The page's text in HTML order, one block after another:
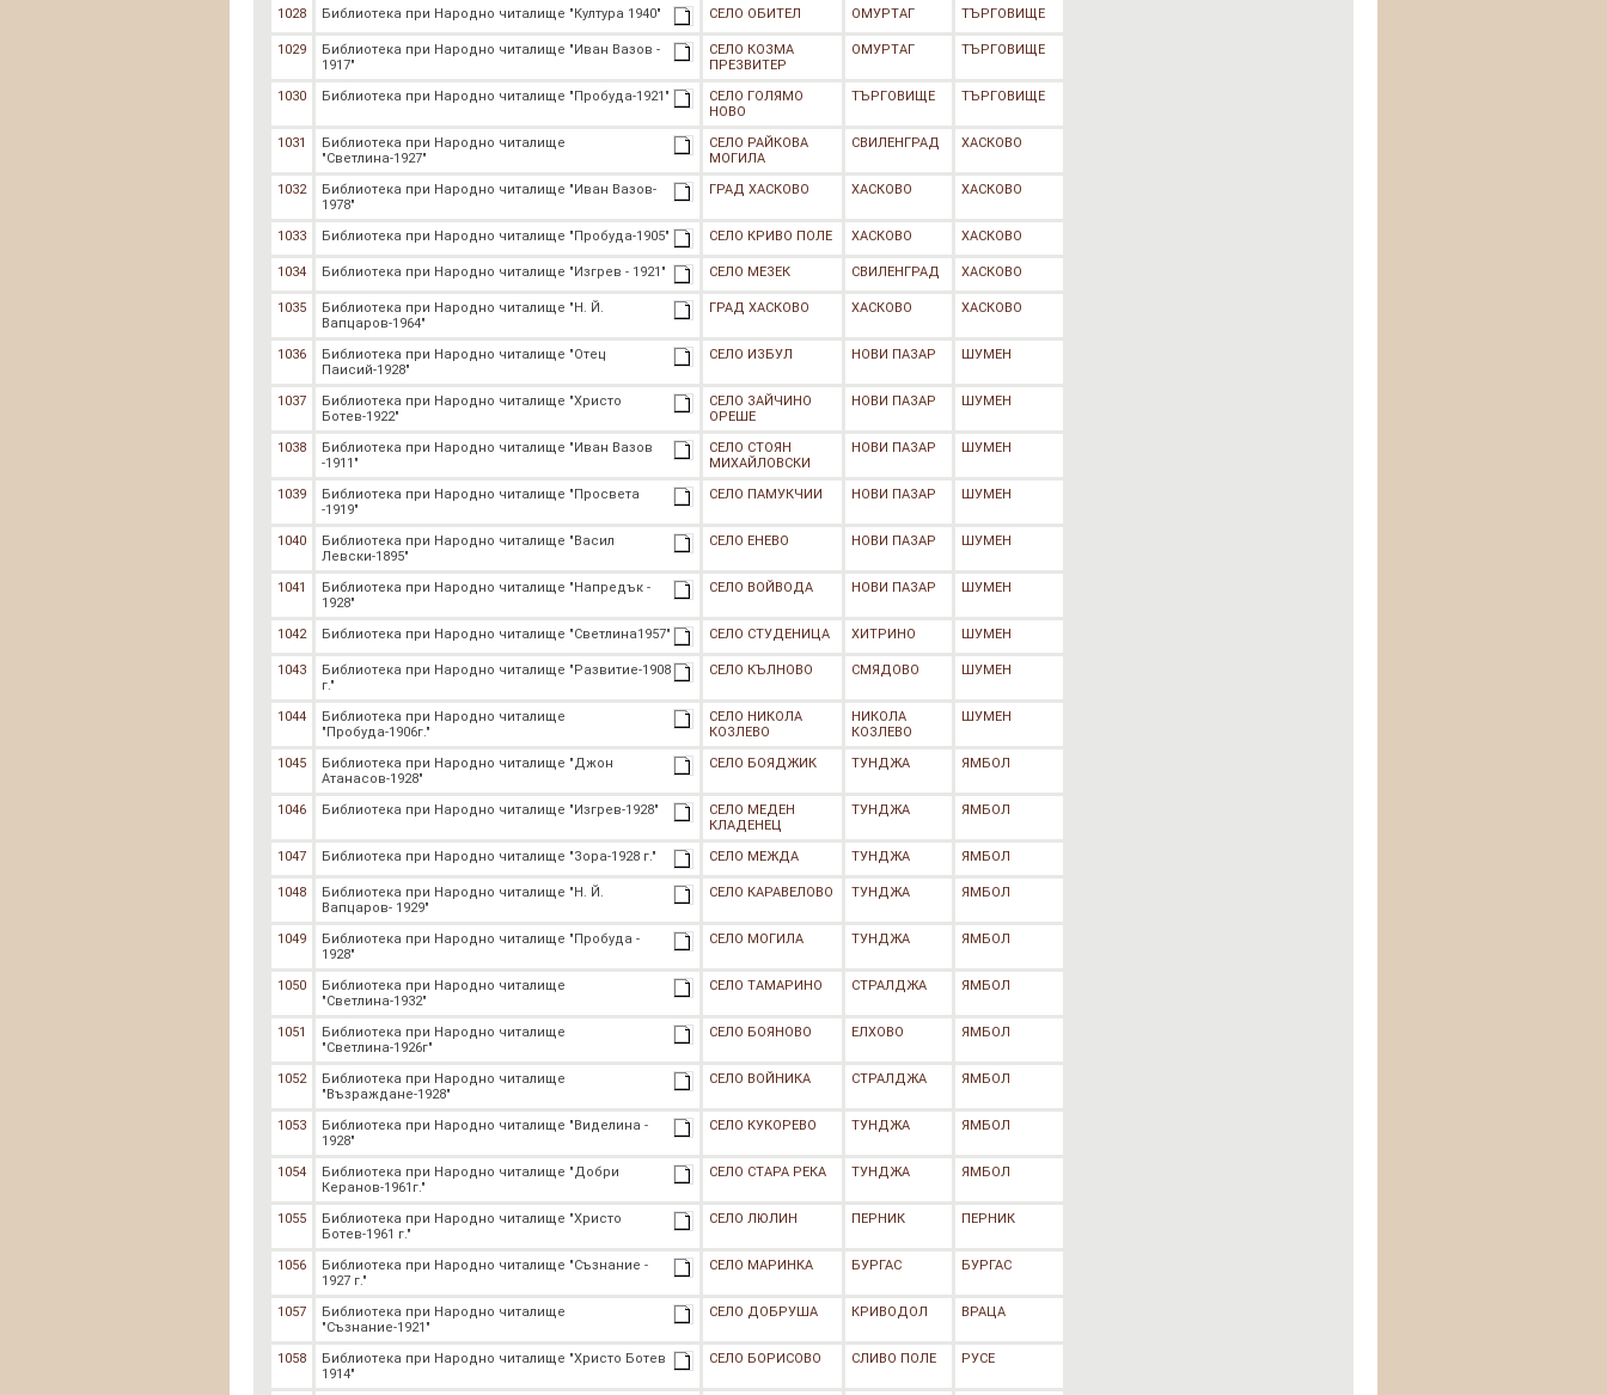
1028 Библиотека при Народно читалище "Култура 1940" СЕЛО ОБИТЕЛ ОМУРТАГ ТЪРГОВИЩЕ
1029
Библиотека при Народно читалище "Иван Вазов -
1917"
СЕЛО КОЗМА
ПРЕЗВИТЕР
ОМУРТАГ ТЪРГОВИЩЕ
1030 Библиотека при Народно читалище "Пробуда-1921"
СЕЛО ГОЛЯМО
НОВО
ТЪРГОВИЩЕ ТЪРГОВИЩЕ
1031
Библиотека при Народно читалище
"Светлина-1927"
СЕЛО РАЙКОВА
МОГИЛА
СВИЛЕНГРАД ХАСКОВО
1032
Библиотека при Народно читалище "Иван Вазов-
1978"
ГРАД ХАСКОВО ХАСКОВО ХАСКОВО
1033 Библиотека при Народно читалище "Пробуда-1905" СЕЛО КРИВО ПОЛЕ ХАСКОВО ХАСКОВО
1034 Библиотека при Народно читалище "Изгрев - 1921" СЕЛО МЕЗЕК СВИЛЕНГРАД ХАСКОВО
1035
Библиотека при Народно читалище "Н. Й.
Вапцаров-1964"
ГРАД ХАСКОВО ХАСКОВО ХАСКОВО
1036
Библиотека при Народно читалище "Отец
Паисий-1928"
СЕЛО ИЗБУЛ НОВИ ПАЗАР ШУМЕН
1037
Библиотека при Народно читалище "Христо
Ботев-1922"
СЕЛО ЗАЙЧИНО
ОРЕШЕ
НОВИ ПАЗАР ШУМЕН
1038
Библиотека при Народно читалище "Иван Вазов
-1911"
СЕЛО СТОЯН
МИХАЙЛОВСКИ
НОВИ ПАЗАР ШУМЕН
1039
Библиотека при Народно читалище "Просвета
-1919"
СЕЛО ПАМУКЧИИ НОВИ ПАЗАР ШУМЕН
1040
Библиотека при Народно читалище "Васил
Левски-1895"
СЕЛО ЕНЕВО НОВИ ПАЗАР ШУМЕН
1041
Библиотека при Народно читалище "Напредък -
1928"
СЕЛО ВОЙВОДА НОВИ ПАЗАР ШУМЕН
1042 Библиотека при Народно читалище "Светлина1957" СЕЛО СТУДЕНИЦА ХИТРИНО ШУМЕН
1043
Библиотека при Народно читалище "Развитие-1908
г."
СЕЛО КЪЛНОВО СМЯДОВО ШУМЕН
1044
Библиотека при Народно читалище
"Пробуда-1906г."
СЕЛО НИКОЛА
КОЗЛЕВО
НИКОЛА
КОЗЛЕВО
ШУМЕН
1045
Библиотека при Народно читалище "Джон
Атанасов-1928"
СЕЛО БОЯДЖИК ТУНДЖА ЯМБОЛ
1046 Библиотека при Народно читалище "Изгрев-1928"
СЕЛО МЕДЕН
КЛАДЕНЕЦ
ТУНДЖА ЯМБОЛ
1047 Библиотека при Народно читалище "Зора-1928 г." СЕЛО МЕЖДА ТУНДЖА ЯМБОЛ
1048
Библиотека при Народно читалище "Н. Й.
Вапцаров- 1929"
СЕЛО КАРАВЕЛОВО ТУНДЖА ЯМБОЛ
1049
Библиотека при Народно читалище "Пробуда -
1928"
СЕЛО МОГИЛА ТУНДЖА ЯМБОЛ
1050
Библиотека при Народно читалище
"Светлина-1932"
СЕЛО ТАМАРИНО СТРАЛДЖА ЯМБОЛ
1051
Библиотека при Народно читалище
"Светлина-1926г"
СЕЛО БОЯНОВО ЕЛХОВО ЯМБОЛ
1052
Библиотека при Народно читалище
"Възраждане-1928"
СЕЛО ВОЙНИКА СТРАЛДЖА ЯМБОЛ
1053
Библиотека при Народно читалище "Виделина -
1928"
СЕЛО КУКОРЕВО ТУНДЖА ЯМБОЛ
1054
Библиотека при Народно читалище "Добри
Керанов-1961г."
СЕЛО СТАРА РЕКА ТУНДЖА ЯМБОЛ
1055
Библиотека при Народно читалище "Христо
Ботев-1961 г."
СЕЛО ЛЮЛИН ПЕРНИК ПЕРНИК
1056
Библиотека при Народно читалище "Съзнание -
1927 г."
СЕЛО МАРИНКА БУРГАС БУРГАС
1057
Библиотека при Народно читалище
"Съзнание-1921"
СЕЛО ДОБРУША КРИВОДОЛ ВРАЦА
1058
Библиотека при Народно читалище "Христо Ботев
1914"
СЕЛО БОРИСОВО СЛИВО ПОЛЕ РУСЕ